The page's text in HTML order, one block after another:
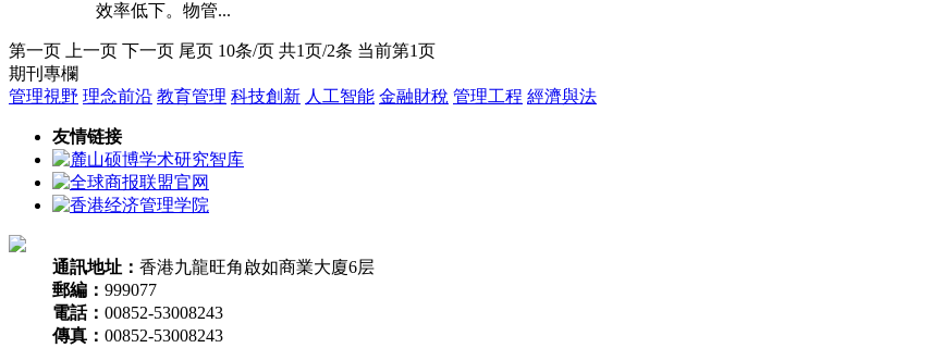
效率低下。物管...
第一页 上一页 下一页 尾页 10条/页 共1页/2条 当前第1页
期刊專欄
管理視野 理念前沿 教育管理 科技創新 人工智能 金融財稅 管理工程 經濟與法
友情链接
通訊地址： 香港九龍旺角啟如商業大廈6层
郵編： 999077
電話： 00852-53008243
傳真： 00852-53008243